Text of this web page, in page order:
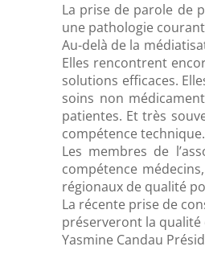
La prise de parole de
une pathologie
Au-delà de la
Elles rencontrent
solutions efficaces.
soins non
patientes. Et très
compétence technique.
Les membres de
compétence
régionaux de qualité
La récente prise de
préserveront la
Yasmine Candau